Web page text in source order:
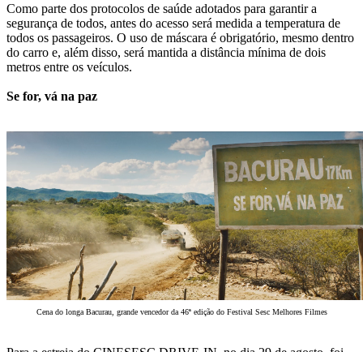
Como parte dos protocolos de saúde adotados para garantir a
segurança de todos, antes do acesso será medida a temperatura de
todos os passageiros. O uso de máscara é obrigatório, mesmo dentro
do carro e, além disso, será mantida a distância mínima de dois
metros entre os veículos.
Se for, vá na paz
Cena do longa Bacurau, grande vencedor da 46ª edição do Festival Sesc Melhores Filmes